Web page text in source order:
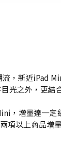
，新近iPad
光之外，更結
，增量達一
項以上商品